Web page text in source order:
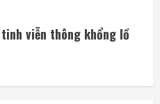
viễn thông khổng lồ